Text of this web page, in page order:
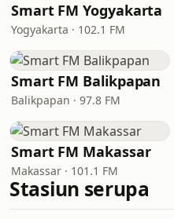
Smart FM Yogyakarta
Yogyakarta · 102.1 FM
Smart FM Balikpapan
Balikpapan · 97.8 FM
Smart FM Makassar
Makassar · 101.1 FM
Stasiun serupa